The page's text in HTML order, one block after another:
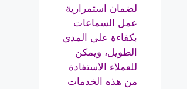
لضمان استمرارية
عمل السماعات
بكفاءة على المدى
الطويل، ويمكن
للعملاء الاستفادة
من هذه الخدمات